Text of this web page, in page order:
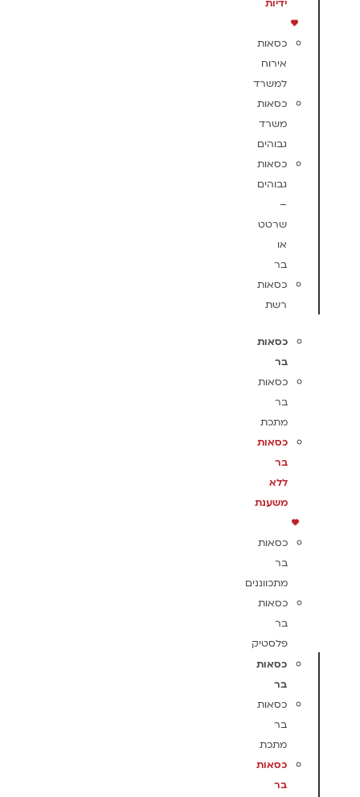
ידיות
כסאות
אירוח
למשרד
כסאות
משרד
גבוהים
כסאות
גבוהים
–
שרטט
או
בר
כסאות
רשת
כסאות
בר
כסאות
בר
מתכת
כסאות
בר
ללא
משענת
כסאות
בר
מתכווננים
כסאות
בר
פלסטיק
כסאות
בר
כסאות
בר
מתכת
כסאות
בר